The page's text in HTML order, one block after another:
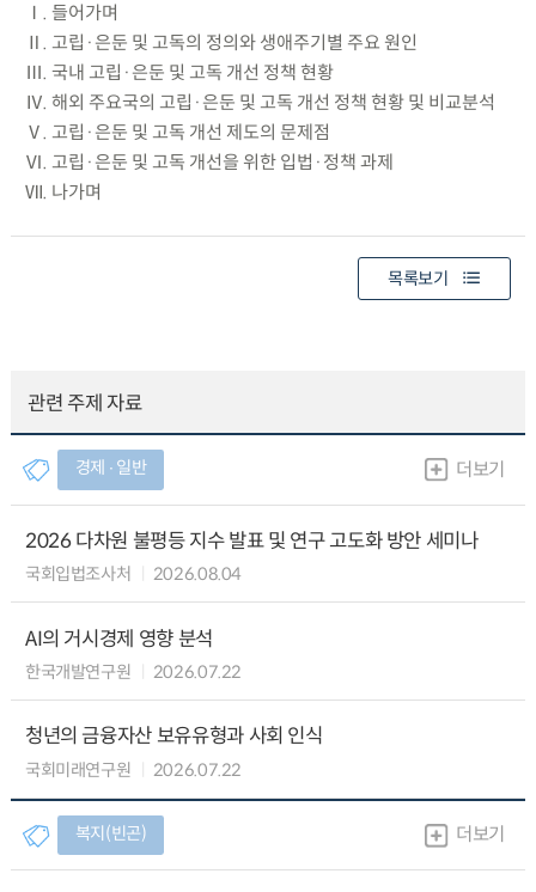
Ⅰ. 들어가며
Ⅱ. 고립·은둔 및 고독의 정의와 생애주기별 주요 원인
Ⅲ. 국내 고립·은둔 및 고독 개선 정책 현황
Ⅳ. 해외 주요국의 고립·은둔 및 고독 개선 정책 현황 및 비교분석
Ⅴ. 고립·은둔 및 고독 개선 제도의 문제점
Ⅵ. 고립·은둔 및 고독 개선을 위한 입법·정책 과제
Ⅶ. 나가며
목록보기
관련 주제 자료
경제 ∙ 일반 더보기
2026 다차원 불평등 지수 발표 및 연구 고도화 방안 세미나
국회입법조사처 2026.08.04
AI의 거시경제 영향 분석
한국개발연구원 2026.07.22
청년의 금융자산 보유유형과 사회 인식
국회미래연구원 2026.07.22
복지(빈곤) 더보기